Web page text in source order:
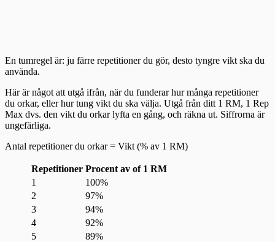
En tumregel är: ju färre repetitioner du gör, desto tyngre vikt ska du
använda.
Här är något att utgå ifrån, när du funderar hur många repetitioner
du orkar, eller hur tung vikt du ska välja. Utgå från ditt 1 RM, 1 Rep
Max dvs. den vikt du orkar lyfta en gång, och räkna ut. Siffrorna är
ungefärliga.
Antal repetitioner du orkar = Vikt (% av 1 RM)
Repetitioner Procent av of 1 RM
1
100%
2
97%
3
94%
4
92%
5
89%